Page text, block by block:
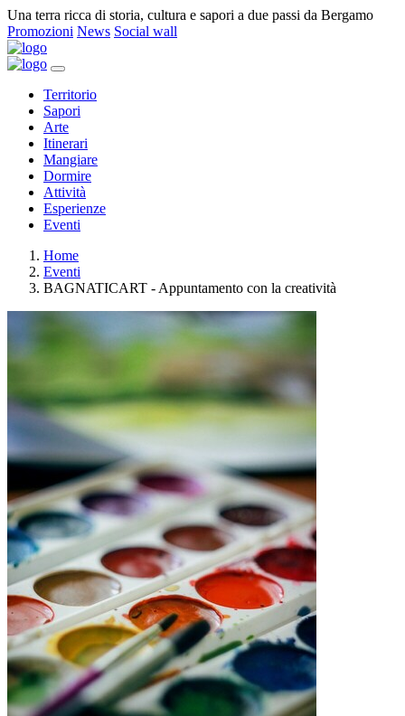
Una terra ricca di storia, cultura e sapori a due passi da Bergamo
Promozioni News Social wall
Territorio
Sapori
Arte
Itinerari
Mangiare
Dormire
Attività
Esperienze
Eventi
Home
Eventi
BAGNATICART - Appuntamento con la creatività